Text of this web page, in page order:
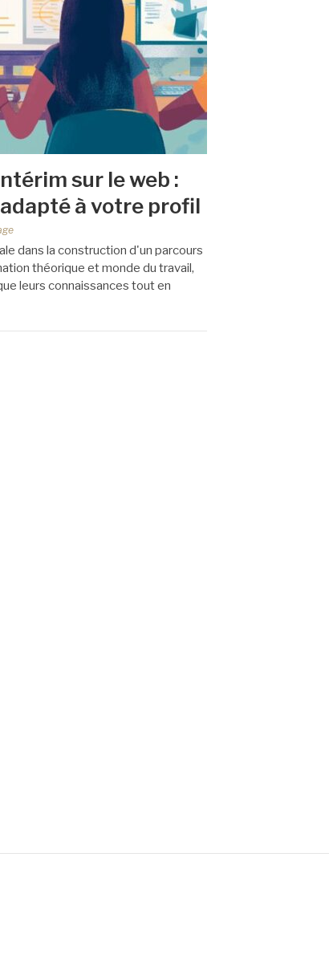
sur le web :
à votre profil
dans la construction d'un parcours
théorique et monde du travail,
leurs connaissances tout en